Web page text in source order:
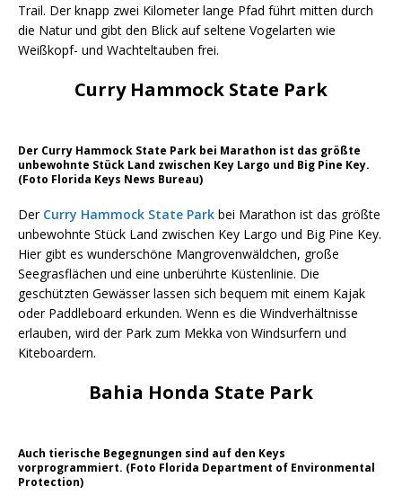
Trail. Der knapp zwei Kilometer lange Pfad führt mitten durch
die Natur und gibt den Blick auf seltene Vogelarten wie
Weißkopf- und Wachteltauben frei.
Curry Hammock State Park
Der Curry Hammock State Park bei Marathon ist das größte
unbewohnte Stück Land zwischen Key Largo und Big Pine Key.
(Foto Florida Keys News Bureau)
Der Curry Hammock State Park bei Marathon ist das größte
unbewohnte Stück Land zwischen Key Largo und Big Pine Key.
Hier gibt es wunderschöne Mangrovenwäldchen, große
Seegrasflächen und eine unberührte Küstenlinie. Die
geschützten Gewässer lassen sich bequem mit einem Kajak
oder Paddleboard erkunden. Wenn es die Windverhältnisse
erlauben, wird der Park zum Mekka von Windsurfern und
Kiteboardern.
Bahia Honda State Park
Auch tierische Begegnungen sind auf den Keys
vorprogrammiert. (Foto Florida Department of Environmental
Protection)